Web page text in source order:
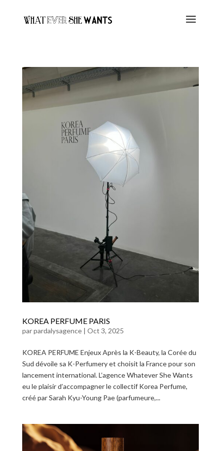
KOREA PERFUME PARIS
parpardalysagence| Oct 3, 2025
KOREA PERFUME Enjeux Après la K-Beauty, la Corée du
Sud dévoile sa K-Perfumery et choisit la France pour son
lancement international. L’agence Whatever She Wants
eu le plaisir d’accompagner le collectif Korea Perfume,
créé par Sarah Kyu-Young Pae (parfumeure,...